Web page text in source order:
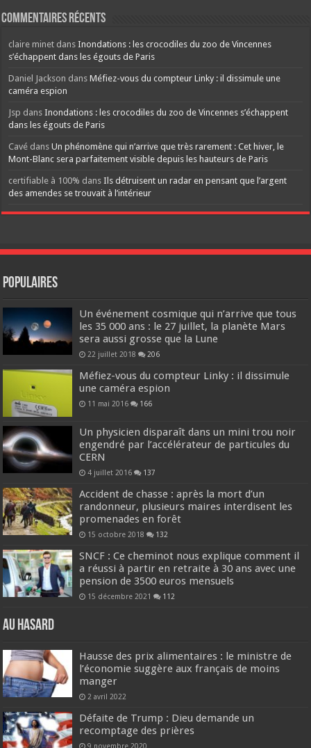
Commentaires récents
claire minet dansInondations : les crocodiles du zoo de Vincennes
s’échappent dans les égouts de Paris
Daniel Jackson dansMéfiez-vous du compteur Linky : il dissimule une
caméra espion
Jsp dansInondations : les crocodiles du zoo de Vincennes s’échappent
dans les égouts de Paris
Cavé dansUn phénomène qui n’arrive que très rarement : Cet hiver, le
Mont-Blanc sera parfaitement visible depuis les hauteurs de Paris
certifiable à 100% dansIls détruisent un radar en pensant que l’argent
des amendes se trouvait à l’intérieur
Populaires
Un événement cosmique qui n’arrive que tous
les 35 000 ans : le 27 juillet, la planète Mars
sera aussi grosse que la Lune
22 juillet 2018 206
Méfiez-vous du compteur Linky : il dissimule
une caméra espion
11 mai 2016 166
Un physicien disparaît dans un mini trou noir
engendré par l’accélérateur de particules du
CERN
4 juillet 2016 137
Accident de chasse : après la mort d’un
randonneur, plusieurs maires interdisent les
promenades en forêt
15 octobre 2018 132
SNCF : Ce cheminot nous explique comment il
a réussi à partir en retraite à 30 ans avec une
pension de 3500 euros mensuels
15 décembre 2021 112
Au hasard
Hausse des prix alimentaires : le ministre de
l’économie suggère aux français de moins
manger
2 avril 2022
Défaite de Trump : Dieu demande un
recomptage des prières
9 novembre 2020